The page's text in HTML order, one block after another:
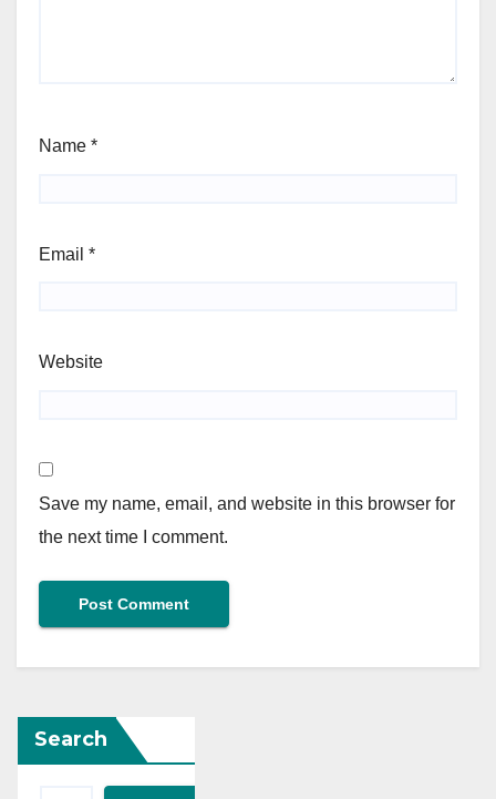
Name *
Email *
Website
Save my name, email, and website in this browser for
the next time I comment.
Search